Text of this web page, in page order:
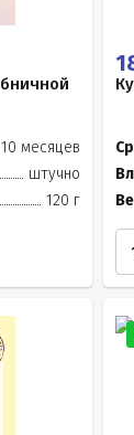
10 месяцев
штучно
120 г